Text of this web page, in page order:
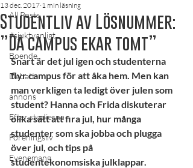
All Posts
#sjuktvanligt
Boende
Debatt
annons
Efter studierna
Föreningsliv
Evenemang
Studentliv av Lösnummer:
”Då campus ekar tomt”
13 dec. 2017 1 min läsning
Snart är det jul igen och studenterna
flyr campus för att åka hem. Men kan
man verkligen ta ledigt över julen som
student? Hanna och Frida diskuterar
olika sätt att fira jul, hur många
studenter som ska jobba och plugga
över jul, och tips på
studentekonomsiska julklappar.